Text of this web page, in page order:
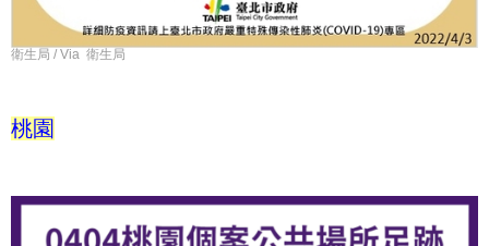
衛生局 / Via 衛生局
桃園